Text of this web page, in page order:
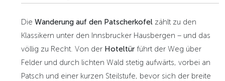
Die Wanderung auf den Patscherkofel zählt zu den
Klassikern unter den Innsbrucker Hausbergen – und das
völlig zu Recht. Von der Hoteltür führt der Weg über
Felder und durch lichten Wald stetig aufwärts, vorbei an
Patsch und einer kurzen Steilstufe, bevor sich der breite